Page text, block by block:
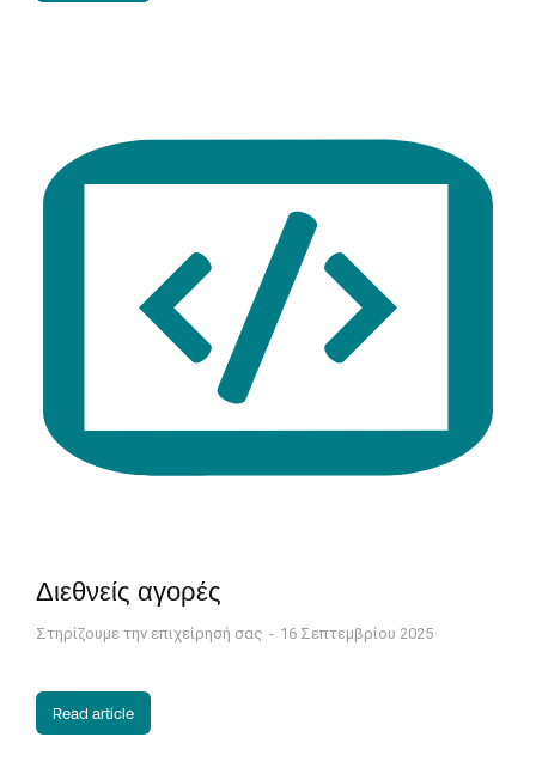
Διεθνείς αγορές
Στηρίζουμε την επιχείρησή σας 16 Σεπτεμβρίου 2025
Read article